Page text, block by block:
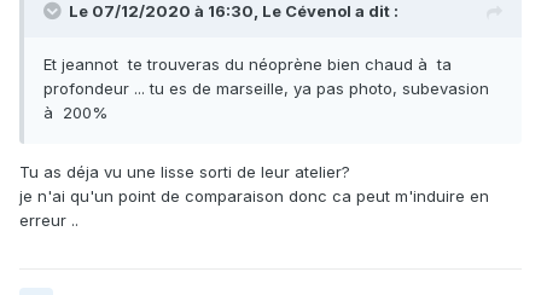
Le 07/12/2020 à 16:30, Le Cévenol a dit :
Et jeannot te trouveras du néoprène bien chaud à ta
profondeur ... tu es de marseille, ya pas photo, subevasion
à 200%
Tu as déja vu une lisse sorti de leur atelier?
je n'ai qu'un point de comparaison donc ca peut m'induire en
erreur ..